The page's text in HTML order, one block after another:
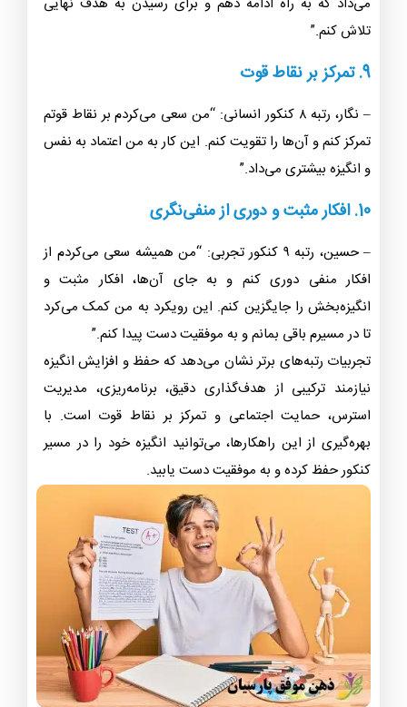
تلاش کنم.”
9. تمرکز بر نقاط قوت
– نگار، رتبه ۸ کنکور انسانی: “من سعی می‌کردم بر نقاط قوتم
تمرکز کنم و آن‌ها را تقویت کنم. این کار به من اعتماد به نفس
و انگیزه بیشتری می‌داد.”
10. افکار مثبت و دوری از منفی‌نگری
– حسین، رتبه ۹ کنکور تجربی: “من همیشه سعی می‌کردم از
افکار منفی دوری کنم و به جای آن‌ها، افکار مثبت و
انگیزه‌بخش را جایگزین کنم. این رویکرد به من کمک می‌کرد
تا در مسیرم باقی بمانم و به موفقیت دست پیدا کنم.”
تجربیات رتبه‌های برتر نشان می‌دهد که حفظ و افزایش انگیزه
نیازمند ترکیبی از هدف‌گذاری دقیق، برنامه‌ریزی، مدیریت
استرس، حمایت اجتماعی و تمرکز بر نقاط قوت است. با
بهره‌گیری از این راهکارها، می‌توانید انگیزه خود را در مسیر
کنکور حفظ کرده و به موفقیت دست یابید.